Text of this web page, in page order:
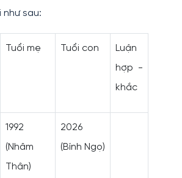
như sau:
Tuổi mẹ Tuổi con
Luận
hợp -
khắc
1992
(Nhâm
Thân)
2026
(Bính Ngọ)